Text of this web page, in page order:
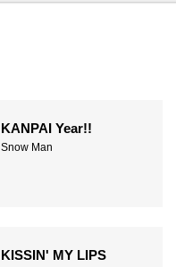
KANPAI Year!!
Snow Man
KISSIN' MY LIPS